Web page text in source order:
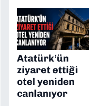
Atatürk’ün
ziyaret ettiği
otel yeniden
canlanıyor